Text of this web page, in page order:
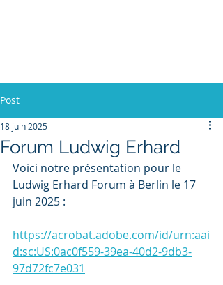
Post
Forum Ludwig Erhard
18 juin 2025
Voici notre présentation pour le
Ludwig Erhard Forum à Berlin le 17
juin 2025 :
https://acrobat.adobe.com/id/urn:aai
d:sc:US:0ac0f559-39ea-40d2-9db3-
97d72fc7e031